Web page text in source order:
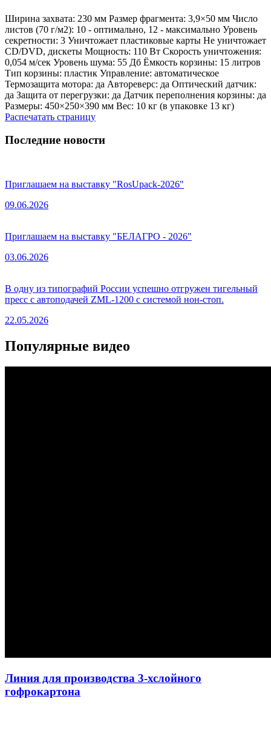
Ширина захвата: 230 мм Размер фрагмента: 3,9×50 мм Число
листов (70 г/м2): 10 - оптимально, 12 - максимально Уровень
секретности: 3 Уничтожает пластиковые карты Не уничтожает
СD/DVD, дискеты Мощность: 110 Вт Скорость уничтожения:
0,054 м/сек Уровень шума: 55 Дб Ёмкость корзины: 15 литров
Тип корзины: пластик Управление: автоматическое
Термозащита мотора: да Автореверс: да Оптический датчик:
да Защита от перегрузки: да Датчик переполнения корзины: да
Размеры: 450×250×390 мм Вес: 10 кг (в упаковке 13 кг)
Распечатать страницу
Последние новости
Приглашаем на выставку "RosUpack-2026"
09.06.2026
Приглашаем на выставку "БЕЛАГРО - 2026"
03.06.2026
В одну из типографий России успешно отгружен тигельный
пресс с автоподачей ZML-1200 с системой нон-стоп.
22.05.2026
Популярные видео
Линия для производства 3-хслойного
гофрокартона